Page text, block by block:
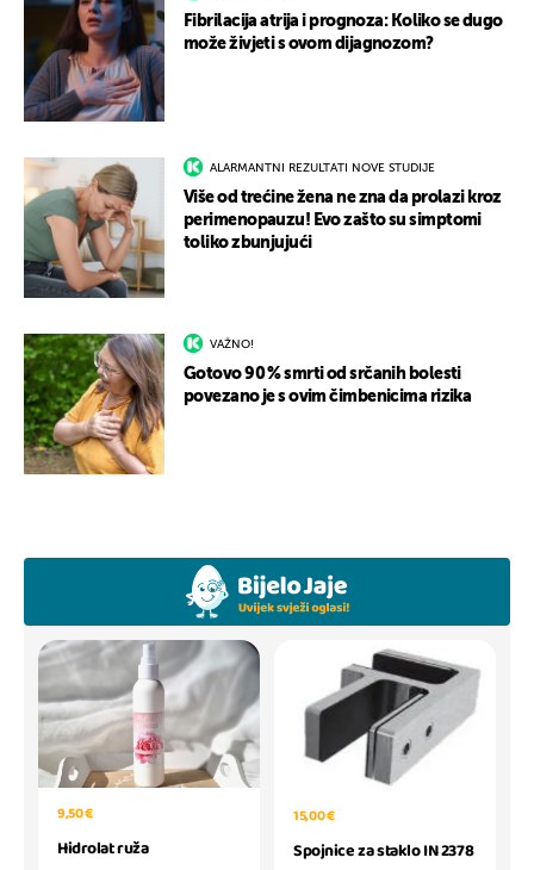
Fibrilacija atrija i prognoza: Koliko se dugo
može živjeti s ovom dijagnozom?
ALARMANTNI REZULTATI NOVE STUDIJE
Više od trećine žena ne zna da prolazi kroz
perimenopauzu! Evo zašto su simptomi
toliko zbunjujući
VAŽNO!
Gotovo 90 % smrti od srčanih bolesti
povezano je s ovim čimbenicima rizika
9,50 €
Hidrolat ruža
15,00 €
Spojnice za staklo IN 2378